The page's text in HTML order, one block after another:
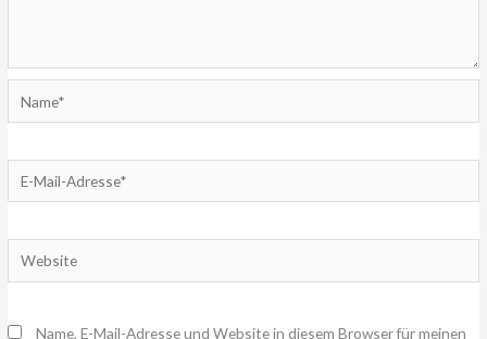
Mail-
Website
Name, E-Mail-Adresse und Website in diesem Browser für meinen